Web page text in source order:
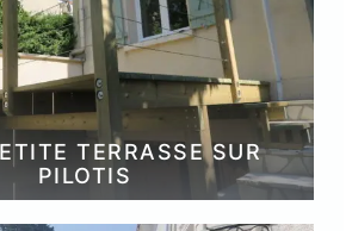
TERRASSE SUR
PILOTIS